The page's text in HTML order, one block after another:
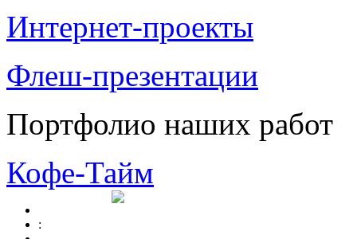
Интернет-проекты
Флеш-презентации
Портфолио наших работ
Кофе-Тайм
: